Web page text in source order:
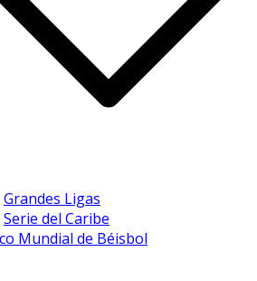
Grandes Ligas
Serie del Caribe
Mundial de Béisbol